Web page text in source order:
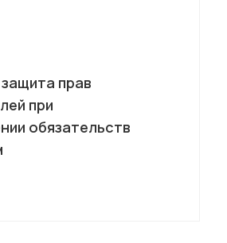
прав
при
обязательств